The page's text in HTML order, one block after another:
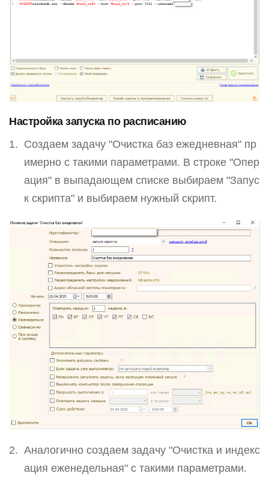
Настройка запуска по расписанию
Создаем задачу "Очистка баз ежедневная" пр
имерно с такими параметрами. В строке "Опер
ация" в выпадающем списке выбираем "Запус
к скрипта" и выбираем нужный скрипт.
Аналогично создаем задачу "Очистка и индекс
ация еженедельная" с такими параметрами.